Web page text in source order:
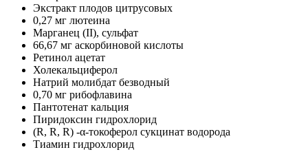
Экстракт плодов цитрусовых
0,27 мг лютеина
Марганец (II), сульфат
66,67 мг аскорбиновой кислоты
Ретинол ацетат
Холекальциферол
Натрий молибдат безводный
0,70 мг рибофлавина
Пантотенат кальция
Пиридоксин гидрохлорид
(R, R, R) -α-токоферол сукцинат водорода
Тиамин гидрохлорид